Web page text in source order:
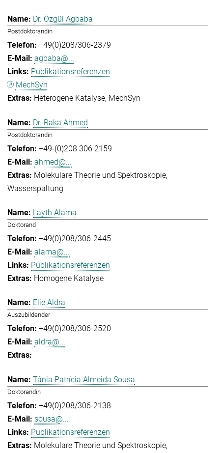
Dr. Özgül Agbaba
Postdoktorandin
+49(0)208/306-2379
agbaba@...
Publikationsreferenzen
MechSyn
Heterogene Katalyse MechSyn
Dr. Raka Ahmed
Postdoktorandin
+49-(0)208 306 2159
ahmed@...
Molekulare Theorie und Spektroskopie
Wasserspaltung
Layth Alama
Doktorand
+49(0)208/306-2445
alama@...
Publikationsreferenzen
Homogene Katalyse
Elie Aldra
Auszubildender
+49(0)208/306-2520
aldra@...
Tânia Patrícia Almeida Sousa
Doktorandin
+49(0)208/306-2138
sousa@...
Publikationsreferenzen
Molekulare Theorie und Spektroskopie